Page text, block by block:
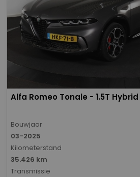
Alfa Romeo Tonale - 1.5T
Bouwjaar
03-2025
Kilometerstand
35.426 km
Transmissie